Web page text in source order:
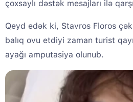
çoxsaylı dəstək mesajları ilə
Qeyd edək ki, Stavros Floros
balıq ovu etdiyi zaman turist
ayağı amputasiya olunub.